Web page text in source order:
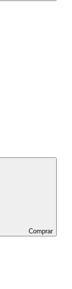
Comprar